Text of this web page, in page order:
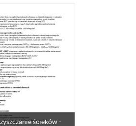
ścieków -